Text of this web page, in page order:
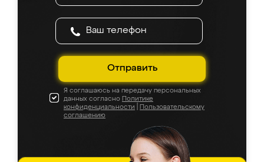
Отправить
Я соглашаюсь на передачу персональных
данных согласно Политике
конфиденциальности
Пользовательскому
соглашению